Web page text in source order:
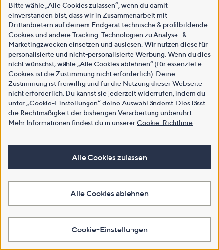
Bitte wähle „Alle Cookies zulassen“, wenn du damit
einverstanden bist, dass wir in Zusammenarbeit mit
Drittanbietern auf deinem Endgerät technische & profilbildende
Cookies und andere Tracking-Technologien zu Analyse- &
Marketingzwecken einsetzen und auslesen. Wir nutzen diese für
personalisierte und nicht-personalisierte Werbung. Wenn du dies
nicht wünschst, wähle „Alle Cookies ablehnen“ (für essenzielle
Cookies ist die Zustimmung nicht erforderlich). Deine
Zustimmung ist freiwillig und für die Nutzung dieser Webseite
nicht erforderlich. Du kannst sie jederzeit widerrufen, indem du
unter „Cookie-Einstellungen“ deine Auswahl änderst. Dies lässt
die Rechtmäßigkeit der bisherigen Verarbeitung unberührt.
Mehr Informationen findest du in unsererCookie-Richtlinie
Alle Cookies zulassen
Alle Cookies ablehnen
Cookie-Einstellungen